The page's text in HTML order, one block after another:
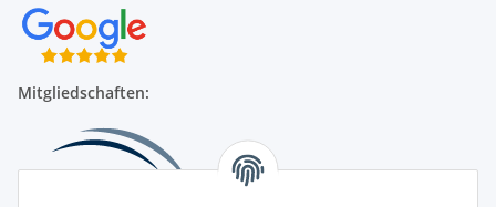
Mitgliedschaften: